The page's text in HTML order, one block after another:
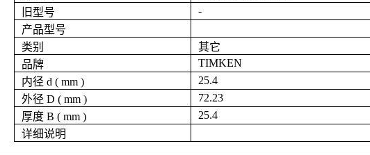
旧型号
-
产品型号
类别
其它
品牌
TIMKEN
内径 d ( mm )
25.4
外径 D ( mm )
72.23
厚度 B ( mm )
25.4
详细说明